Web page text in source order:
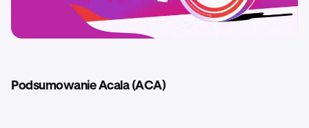
Podsumowanie Acala (ACA)